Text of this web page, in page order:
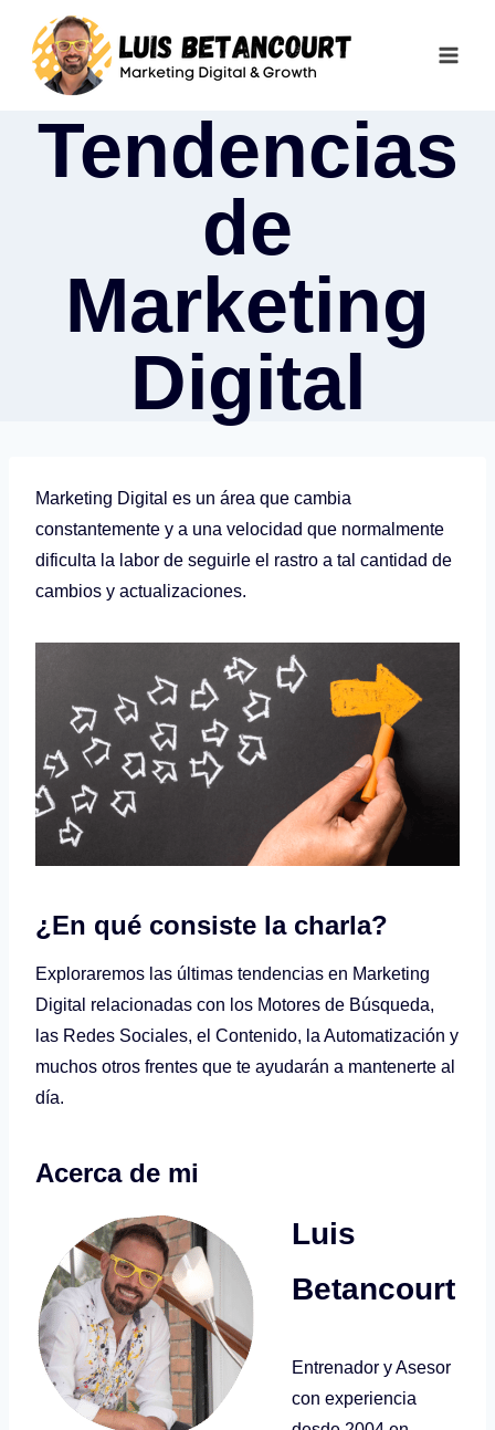
contenido
Tendencias
de
Marketing
Digital
Marketing Digital es un área que cambia
constantemente y a una velocidad que normalmente
dificulta la labor de seguirle el rastro a tal cantidad de
cambios y actualizaciones.
¿En qué consiste la charla?
Exploraremos las últimas tendencias en Marketing
Digital relacionadas con los Motores de Búsqueda,
las Redes Sociales, el Contenido, la Automatización y
muchos otros frentes que te ayudarán a mantenerte al
día.
Acerca de mi
Luis
Betancourt
Entrenador y Asesor
con experiencia